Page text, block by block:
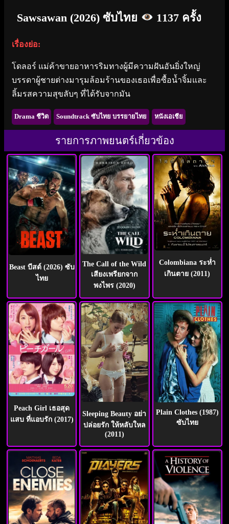
Sawsawan (2026) ซับไทย 1137 ครั้ง
เรื่องย่อ:
โดลอร์ แม่ค้าขายอาหารริมทางผู้มีความฝันอันยิ่งใหญ่
บรรดาผู้ชายต่างมารุมล้อมร้านของเธอเพื่อซื้อน้ำจิ้มและ
ลิ้มรสความสุขลับๆ ที่ได้รับจากมัน
Drama ชีวิต Soundtrack ซับไทย บรรยายไทย หนังเอเชีย
รายการภาพยนตร์เกี่ยวข้อง
Beast บีสต์ (2026) ซับ
ไทย
The Call of the Wild
เสียงเพรียกจาก
พงไพร (2020)
Colombiana ระห่ำ
เกินตาย (2011)
Peach Girl เธอสุด
แสบ ที่แอบรัก (2017)
Sleeping Beauty อย่า
ปล่อยรัก ให้หลับใหล
(2011)
Plain Clothes (1987)
ซับไทย